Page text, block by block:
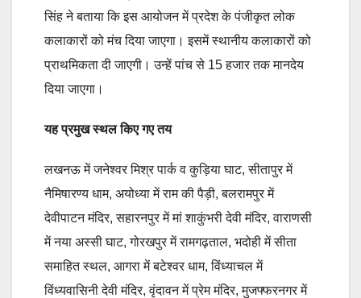
सिंह ने बताया कि इस आयोजन में प्रदेश के पंजीकृत लोक
कलाकारों को मंच दिया जाएगा। इसमें स्थानीय कलाकारों को
प्राथमिकता दी जाएगी। उन्हें पांच से 15 हजार तक मानदेय
दिया जाएगा।
यहप्रमुख स्थल किए गए तय
लखनऊ में जनेश्वर मिश्र पार्क व कुड़िया घाट, सीतापुर में
नैमिषारण्य धाम, अयोध्या में राम की पैड़ी, बलरामपुर में
देवीपाटन मंदिर, सहारनपुर में मां शाकुंभरी देवी मंदिर, वाराणसी
में नया अस्सी घाट, गोरखपुर में रामगढ़ताल, भदोही में सीता
समाहित स्थल, आगरा में बटेश्वर धाम, विंध्याचल में
विंध्यवासिनी देवी मंदिर, वृंदावन में प्रेम मंदिर, मुजफ्फरनगर में